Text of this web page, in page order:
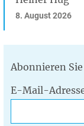
8. August 2026
Abonnieren
E-Mail-